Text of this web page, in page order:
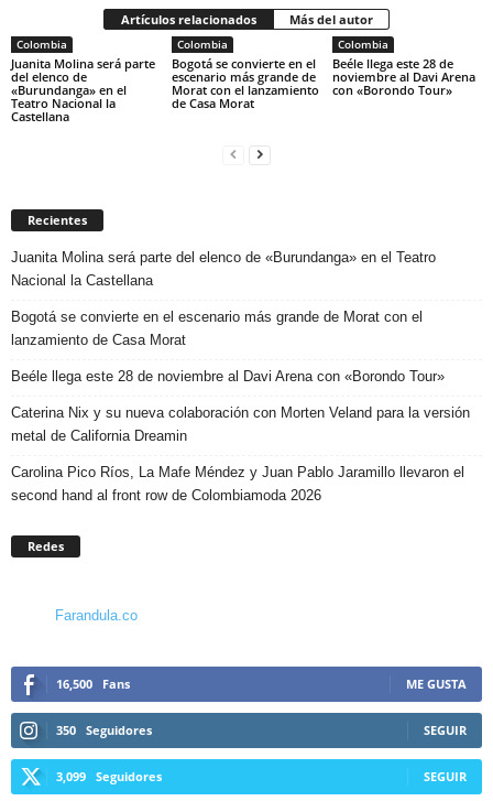
Artículos relacionados Más del autor
Colombia
Juanita Molina será parte
del elenco de
«Burundanga» en el
Teatro Nacional la
Castellana
Colombia
Bogotá se convierte en el
escenario más grande de
Morat con el lanzamiento
de Casa Morat
Colombia
Beéle llega este 28 de
noviembre al Davi Arena
con «Borondo Tour»
Recientes
Juanita Molina será parte del elenco de «Burundanga» en el Teatro
Nacional la Castellana
Bogotá se convierte en el escenario más grande de Morat con el
lanzamiento de Casa Morat
Beéle llega este 28 de noviembre al Davi Arena con «Borondo Tour»
Caterina Nix y su nueva colaboración con Morten Veland para la versión
metal de California Dreamin
Carolina Pico Ríos, La Mafe Méndez y Juan Pablo Jaramillo llevaron el
second hand al front row de Colombiamoda 2026
Redes
Farandula.co
16,500 Fans ME GUSTA
350 Seguidores SEGUIR
3,099 Seguidores SEGUIR